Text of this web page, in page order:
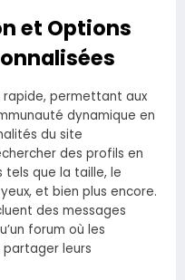
et Options
rapide, permettant aux
dynamique en
du site
des profils en
que la taille, le
et bien plus encore.
des messages
forum où les
leurs